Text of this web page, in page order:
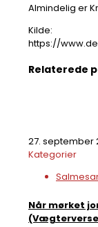
Almindelig er
Kilde:
https://
Relaterede
27. september
Kategorier
Når mørket